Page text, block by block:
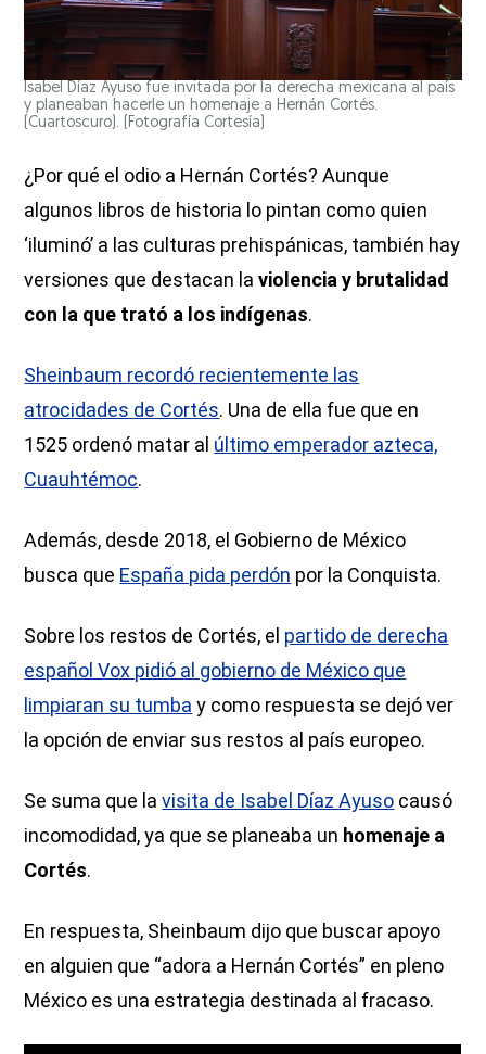
Isabel Díaz Ayuso fue invitada por la derecha mexicana al país
y planeaban hacerle un homenaje a Hernán Cortés.
(Cuartoscuro).
(Fotografía Cortesía)
¿Por qué el odio a Hernán Cortés? Aunque
algunos libros de historia lo pintan como quien
‘iluminó’ a las culturas prehispánicas, también hay
versiones que destacan laviolencia y brutalidad
con la que trató a los indígenas.
Sheinbaum recordó recientemente las
atrocidades de Cortés. Una de ella fue que en
1525 ordenó matar al último emperador azteca,
Cuauhtémoc.
Además, desde 2018, el Gobierno de México
busca que España pida perdón por la Conquista.
Sobre los restos de Cortés, el partido de derecha
español Vox pidió al gobierno de México que
limpiaran su tumba y como respuesta se dejó ver
la opción de enviar sus restos al país europeo.
Se suma que lavisita de Isabel Díaz Ayuso causó
incomodidad, ya que se planeaba un homenaje a
Cortés.
En respuesta, Sheinbaum dijo que buscar apoyo
en alguien que “adora a Hernán Cortés” en pleno
México es una estrategia destinada al fracaso.